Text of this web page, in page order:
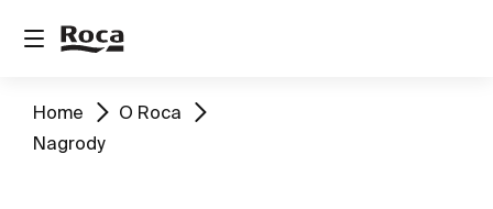
Home
O Roca
Nagrody